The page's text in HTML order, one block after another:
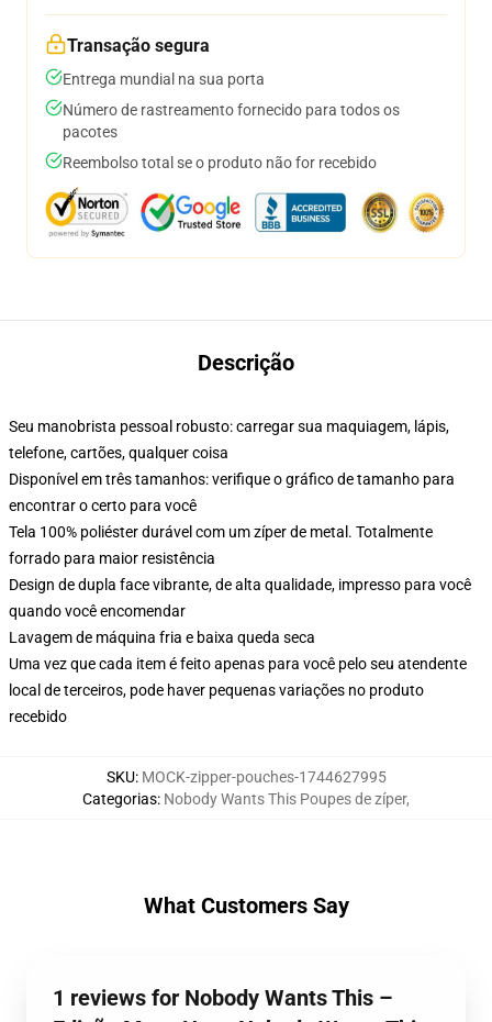
Transação segura
Entrega mundial na sua porta
Número de rastreamento fornecido para todos os
pacotes
Reembolso total se o produto não for recebido
Descrição
Seu manobrista pessoal robusto: carregar sua maquiagem, lápis,
telefone, cartões, qualquer coisa
Disponível em três tamanhos: verifique o gráfico de tamanho para
encontrar o certo para você
Tela 100% poliéster durável com um zíper de metal. Totalmente
forrado para maior resistência
Design de dupla face vibrante, de alta qualidade, impresso para você
quando você encomendar
Lavagem de máquina fria e baixa queda seca
Uma vez que cada item é feito apenas para você pelo seu atendente
local de terceiros, pode haver pequenas variações no produto
recebido
SKU: MOCK-zipper-pouches-1744627995
Categorias: Nobody Wants This Poupes de zíper,
What Customers Say
1 reviews for Nobody Wants This –